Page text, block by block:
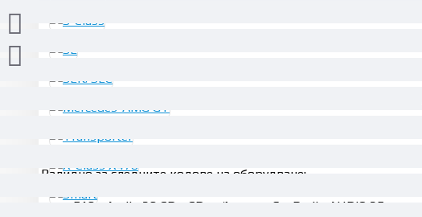
Валидно за следните кодове на оборудване:
510 - Audio 20 CD с CD чейнджър 6х, Radio AUDIO 25